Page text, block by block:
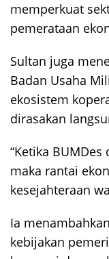
memperkuat
pemerataan
Sultan juga
Badan Usaha
ekosistem
dirasakan
“Ketika
maka rantai
kesejahteraan
Ia
kebijakan